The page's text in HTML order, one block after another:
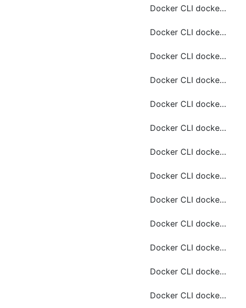
Docker CLI docker stats 常用命令
Docker CLI docker top 常用命令
Docker CLI docker wait 常用命令
Docker CLI docker image 常用命令
Docker CLI docker import 常用命令
Docker CLI docker manifest 常用命令
Docker CLI docker plugin 常用命令
Docker CLI docker pull 常用命令
Docker CLI docker rmi 常用命令
Docker CLI docker search 常用命令
Docker CLI docker wait 常用命令
Docker CLI docker signer remove 常用命令
Docker CLI docker volume inspect 常用命令